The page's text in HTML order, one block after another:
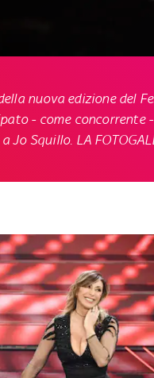
nuova edizione del
- come concorrente -
Squillo. LA